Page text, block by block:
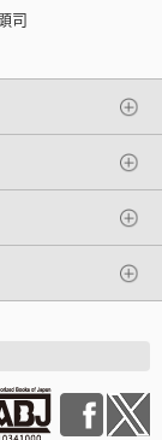
司